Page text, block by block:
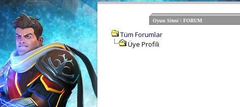
Oyun Sitesi \ FORUM
Tüm Forumlar
Üye Profili